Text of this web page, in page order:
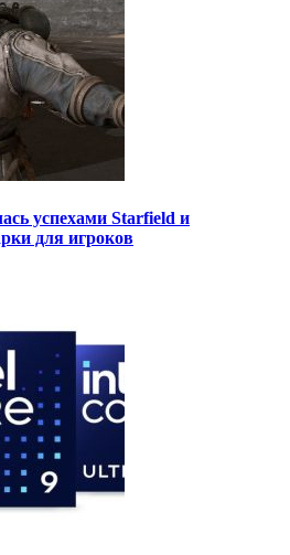
успехами Starfield и
для игроков